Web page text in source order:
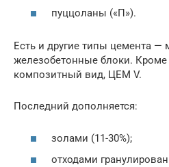
пуццоланы («П»).
Есть и другие типы цемента
железобетонные блоки. Кроме
композитный вид, ЦЕМ V.
Последний дополняется:
золами (11-30%);
отходами